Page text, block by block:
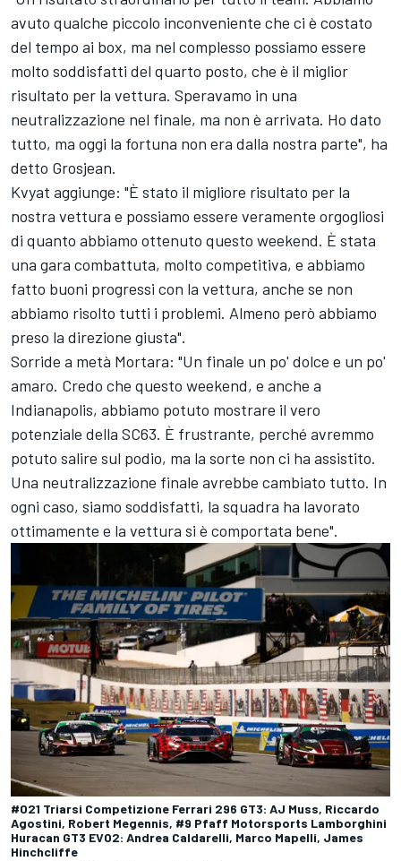
avuto qualche piccolo inconveniente che ci è costato
del tempo ai box, ma nel complesso possiamo essere
molto soddisfatti del quarto posto, che è il miglior
risultato per la vettura. Speravamo in una
neutralizzazione nel finale, ma non è arrivata. Ho dato
tutto, ma oggi la fortuna non era dalla nostra parte", ha
detto Grosjean.
Kvyat aggiunge: "È stato il migliore risultato per la
nostra vettura e possiamo essere veramente orgogliosi
di quanto abbiamo ottenuto questo weekend. È stata
una gara combattuta, molto competitiva, e abbiamo
fatto buoni progressi con la vettura, anche se non
abbiamo risolto tutti i problemi. Almeno però abbiamo
preso la direzione giusta".
Sorride a metà Mortara: "Un finale un po' dolce e un po'
amaro. Credo che questo weekend, e anche a
Indianapolis, abbiamo potuto mostrare il vero
potenziale della SC63. È frustrante, perché avremmo
potuto salire sul podio, ma la sorte non ci ha assistito.
Una neutralizzazione finale avrebbe cambiato tutto. In
ogni caso, siamo soddisfatti, la squadra ha lavorato
ottimamente e la vettura si è comportata bene".
#021 Triarsi Competizione Ferrari 296 GT3: AJ Muss, Riccardo
Agostini, Robert Megennis, #9 Pfaff Motorsports Lamborghini
Huracan GT3 EVO2: Andrea Caldarelli, Marco Mapelli, James
Hinchcliffe